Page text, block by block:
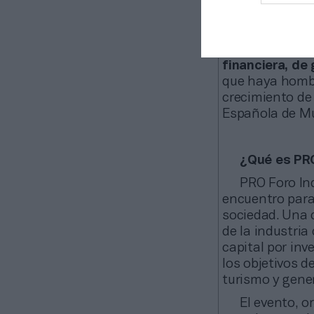
necesita
financiera, de
que haya
crecimiento
Española de
¿Qué es
PRO Foro
encuentro
sociedad. Una
de la industria
capital por
los objetivos
turismo y
El evento,